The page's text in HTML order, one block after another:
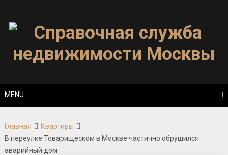
content
MENU
Главная
Квартиры
В переулке Товарищеском в Москве частично обрушился
аварийный дом